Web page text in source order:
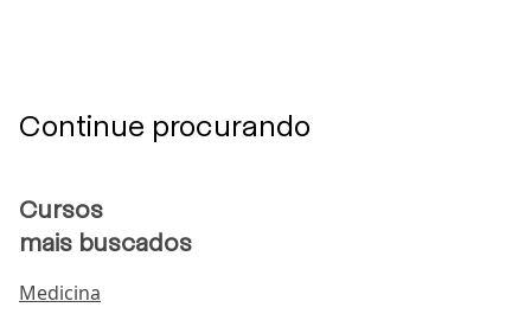
Continue procurando
Cursos
mais buscados
Medicina